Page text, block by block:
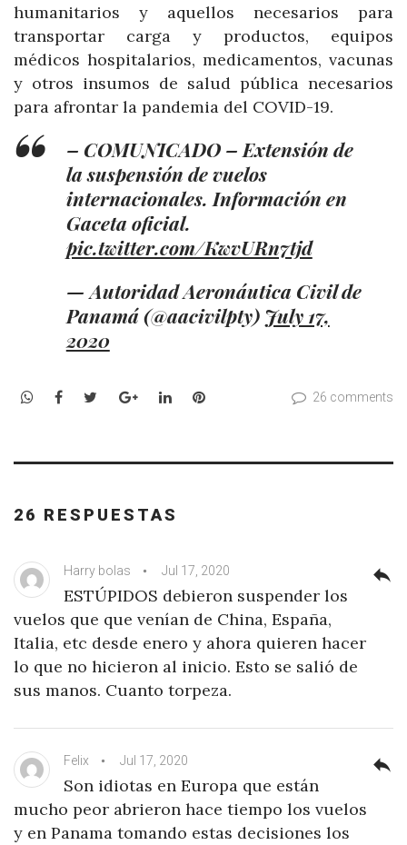
humanitarios y aquellos necesarios para
transportar carga y productos, equipos
médicos hospitalarios, medicamentos, vacunas
y otros insumos de salud pública necesarios
para afrontar la pandemia del COVID-19.
– COMUNICADO – Extensión de
la suspensión de vuelos
internacionales. Información en
Gaceta oficial.
pic.twitter.com/KwvURn7tjd
— Autoridad Aeronáutica Civil de
Panamá (@aacivilpty) July 17,
2020
WhatsApp
Facebook
TwitterGoogle+LinkedInPinterest 26 comments
26 RESPUESTAS
Harry bolas Jul 17, 2020
ESTÚPIDOS debieron suspender los
vuelos que que venían de China, España,
Italia, etc desde enero y ahora quieren hacer
lo que no hicieron al inicio. Esto se salió de
sus manos. Cuanto torpeza.
reply
Felix Jul 17, 2020
Son idiotas en Europa que están
mucho peor abrieron hace tiempo los vuelos
y en Panama tomando estas decisiones los
reply